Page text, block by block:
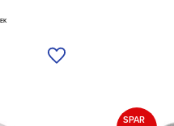
Tilføj til ønskeliste
SPAR